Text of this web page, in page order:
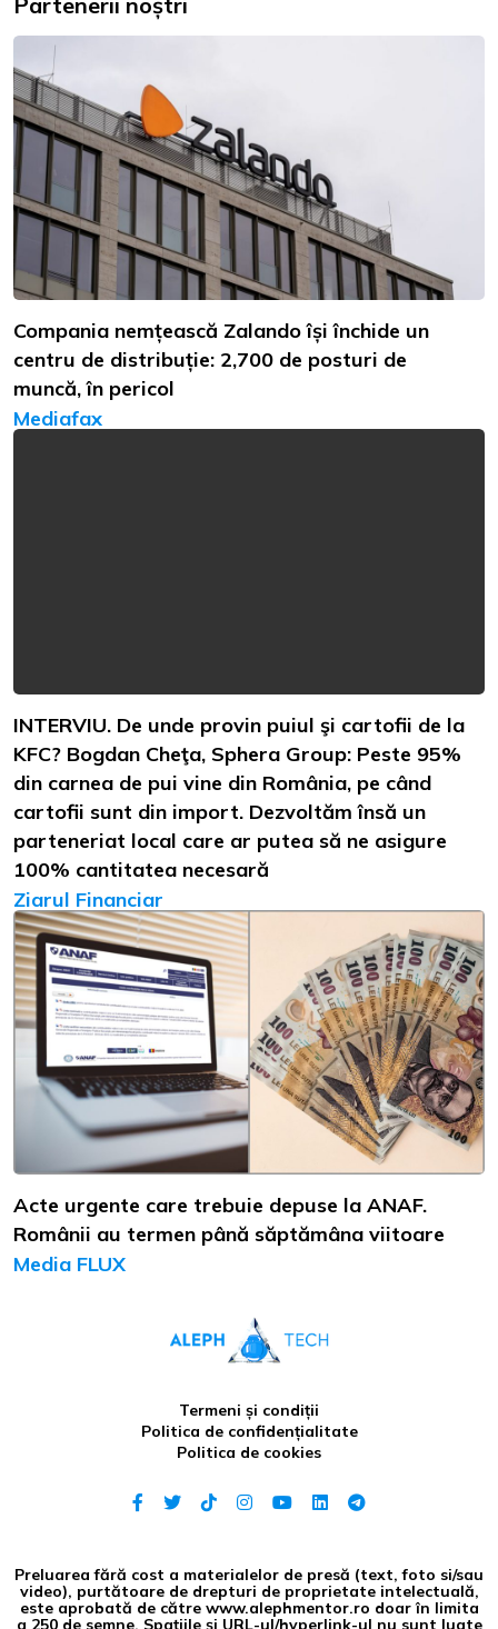
Compania nemțească Zalando își închide un
centru de distribuție: 2,700 de posturi de
muncă, în pericol
Mediafax
INTERVIU. De unde provin puiul şi cartofii de la
KFC? Bogdan Cheţa, Sphera Group: Peste 95%
din carnea de pui vine din România, pe când
cartofii sunt din import. Dezvoltăm însă un
parteneriat local care ar putea să ne asigure
100% cantitatea necesară
Ziarul Financiar
Acte urgente care trebuie depuse la ANAF.
Românii au termen până săptămâna viitoare
Media FLUX
Termeni și condiții
Politica de confidențialitate
Politica de cookies
Preluarea fără cost a materialelor de presă (text, foto si/sau
video), purtătoare de drepturi de proprietate intelectuală,
este aprobată de către www.alephmentor.ro doar în limita